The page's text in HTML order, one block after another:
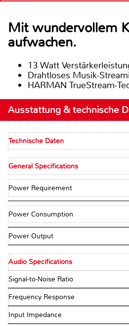
Mit wundervollem
aufwachen.
13 Watt
Drahtloses Musik-
HARMAN TrueStream-
Ausstattung & technische
Technische Daten
General Specifications
Power Requirement
Power Consumption
Power Output
Audio Specifications
Signal-to-Noise Ratio
Frequency Response
Input Impedance